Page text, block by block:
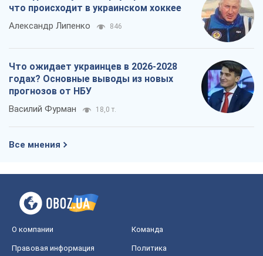
что происходит в украинском хоккее
Александр Липенко 846
Что ожидает украинцев в 2026-2028
годах? Основные выводы из новых
прогнозов от НБУ
Василий Фурман 18,0 т.
Все мнения
О компании Команда
Правовая информация
Политика